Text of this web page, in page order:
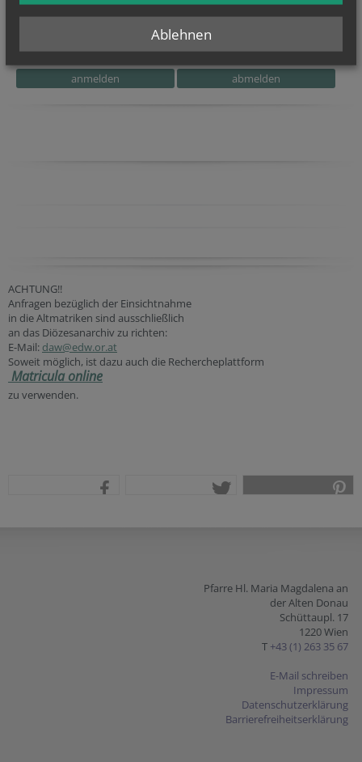
Ich stimme derDatenverarbeitungzu.*
Informationen zum Datenschutz
ACHTUNG!!
Anfragen bezüglich der Einsichtnahme
in die Altmatriken sind ausschließlich
an das Diözesanarchiv zu richten:
E-Mail: daw@edw.or.at
Soweit möglich, ist dazu auch die Rechercheplattform
Matricula online
zu verwenden.
Pfarre Hl. Maria Magdalena an
der Alten Donau
Schüttaupl. 17
1220 Wien
T +43 (1) 263 35 67
E-Mail schreiben
Impressum
Datenschutzerklärung
Barrierefreiheitserklärung
Ablehnen